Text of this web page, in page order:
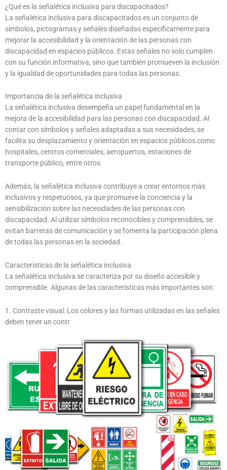
¿Qué es la señalética inclusiva para discapacitados?
La señalética inclusiva para discapacitados es un conjunto de
símbolos, pictogramas y señales diseñadas específicamente para
mejorar la accesibilidad y la orientación de las personas con
discapacidad en espacios públicos. Estas señales no solo cumplen
con su función informativa, sino que también promueven la inclusión
y la igualdad de oportunidades para todas las personas.
Importancia de la señalética inclusiva
La señalética inclusiva desempeña un papel fundamental en la
mejora de la accesibilidad para las personas con discapacidad. Al
contar con símbolos y señales adaptadas a sus necesidades, se
facilita su desplazamiento y orientación en espacios públicos como
hospitales, centros comerciales, aeropuertos, estaciones de
transporte público, entre otros.
Además, la señalética inclusiva contribuye a crear entornos más
inclusivos y respetuosos, ya que promueve la conciencia y la
sensibilización sobre las necesidades de las personas con
discapacidad. Al utilizar símbolos reconocibles y comprensibles, se
evitan barreras de comunicación y se fomenta la participación plena
de todas las personas en la sociedad.
Características de la señalética inclusiva
La señalética inclusiva se caracteriza por su diseño accesible y
comprensible. Algunas de las características más importantes son:
1. Contraste visual: Los colores y las formas utilizadas en las señales
deben tener un contr